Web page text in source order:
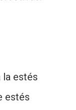
la estés
estés